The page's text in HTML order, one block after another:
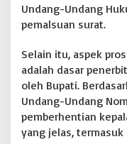
Undang-Undang
pemalsuan surat.
Selain itu, aspek
adalah dasar
oleh Bupati.
Undang-Undang
pemberhentian
yang jelas, termasuk